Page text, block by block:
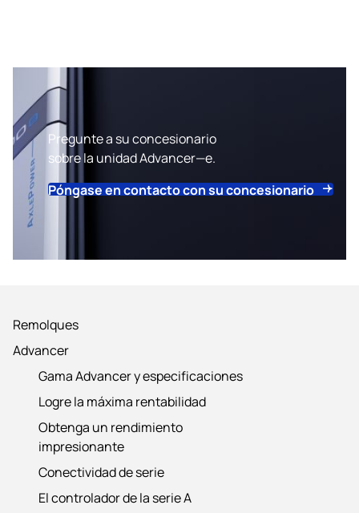
Remolques
Advancer
Gama Advancer y especificaciones
Logre la máxima rentabilidad
Obtenga un rendimiento
impresionante
Conectividad de serie
El controlador de la serie A
Pregunte a su concesionario
sobre la unidad Advancer—e.
Póngase en contacto con su concesionario